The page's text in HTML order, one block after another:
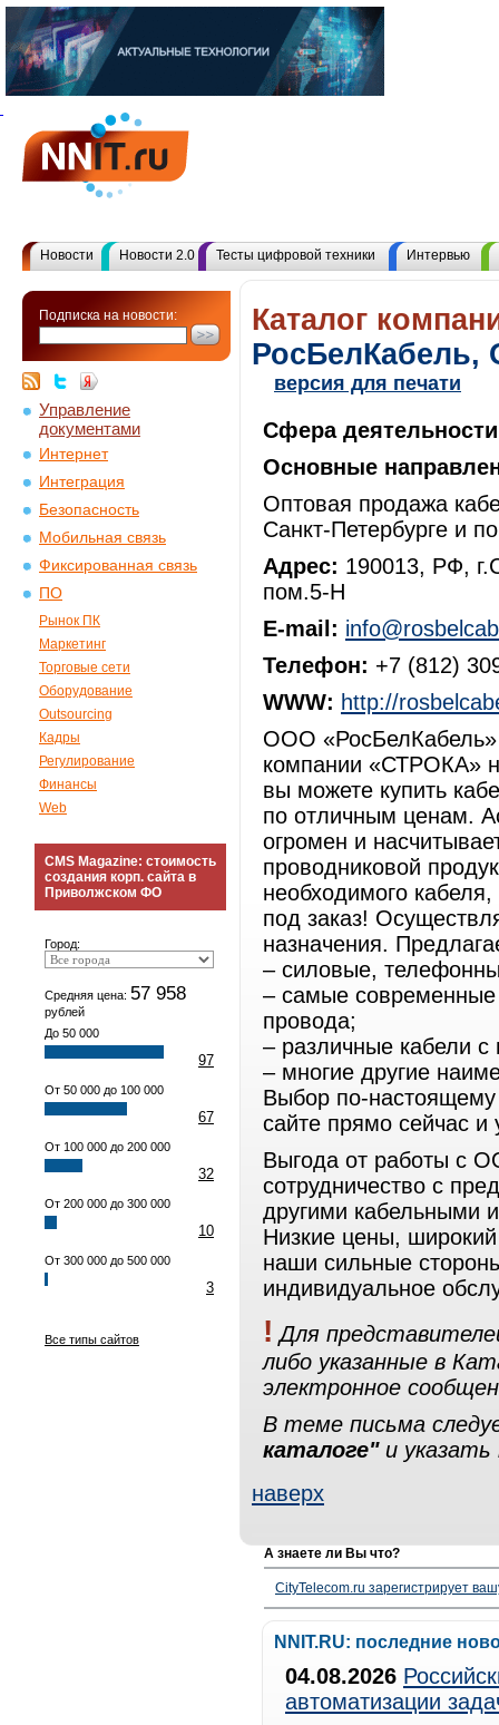
Новости Новости 2.0 Тесты цифровой техники Интервью
Подписка на новости:
Управление
документами
Интернет
Интеграция
Безопасность
Мобильная связь
Фиксированная связь
ПО
Рынок ПК
Маркетинг
Торговые сети
Оборудование
Outsourcing
Кадры
Регулирование
Финансы
Web
CMS Magazine: стоимость
создания корп. сайта в
Приволжском ФО
Город:
Средняя цена: 57 958
рублей
До 50 000
97
От 50 000 до 100 000
67
От 100 000 до 200 000
32
От 200 000 до 300 000
10
От 300 000 до 500 000
3
Все типы сайтов
Каталог
версия для печати
Сфера
Основные
Оптовая продажа
Санкт-Петербурге и
Адрес: 190013, РФ,
пом.5-Н
E-mail:
Телефон: +7 (812)
WWW: http://
ООО «РосБелКабель»
компании «СТРОКА»
вы можете купить
по отличным ценам.
огромен и
проводниковой
необходимого
под заказ!
назначения.
– силовые,
– самые современные
провода;
– различные кабели с
– многие другие
Выбор по-настоящему
сайте прямо сейчас и
Выгода от работы с
сотрудничество с
другими кабельными
Низкие цены,
наши сильные
индивидуальное
! Для
либо указанные в
электронное
В теме письма
каталоге"и указать
наверх
А знаете ли Вы что?
CityTelecom.ru зарегистрирует
NNIT.RU: последние
04.08.2026
автоматизации